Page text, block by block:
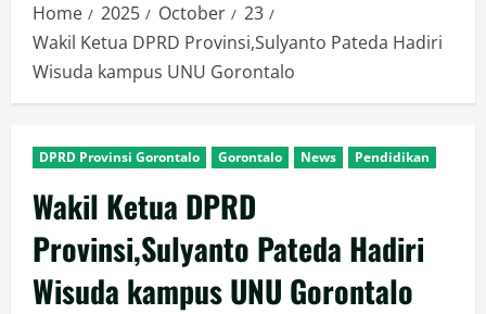
Home 2025 October
23
Wakil Ketua DPRD Provinsi,Sulyanto Pateda Hadiri
Wisuda kampus UNU Gorontalo
DPRD Provinsi Gorontalo Gorontalo News Pendidikan
Wakil Ketua DPRD
Provinsi,Sulyanto Pateda Hadiri
Wisuda kampus UNU Gorontalo